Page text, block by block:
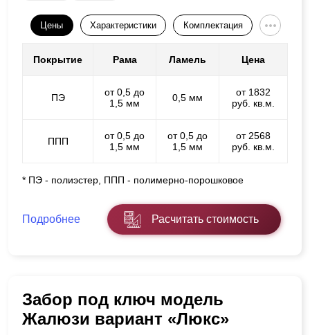
Цены Характеристики Комплектация
Покрытие Рама Ламель Цена
ПЭ
от 0,5 до
1,5 мм
0,5 мм
от 1832
руб. кв.м.
ППП
от 0,5 до
1,5 мм
от 0,5 до
1,5 мм
от 2568
руб. кв.м.
* ПЭ - полиэстер, ППП - полимерно-порошковое
Подробнее Расчитать стоимость
Забор под ключ модель
Жалюзи вариант «Люкс»